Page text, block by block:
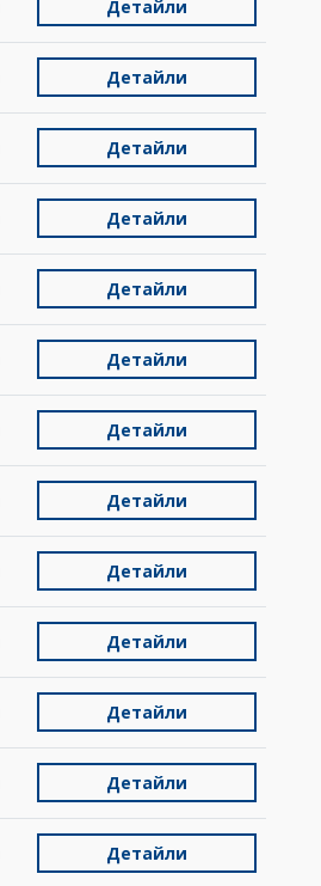
Детайли
Детайли
Детайли
Детайли
Детайли
Детайли
Детайли
Детайли
Детайли
Детайли
Детайли
Детайли
Детайли